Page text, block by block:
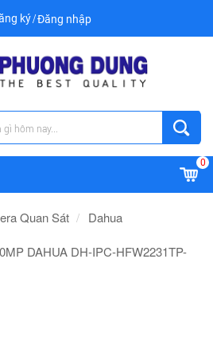
ký Đăng nhập
0
Quan Sát
Dahua
DAHUA DH-IPC-HFW2231TP-